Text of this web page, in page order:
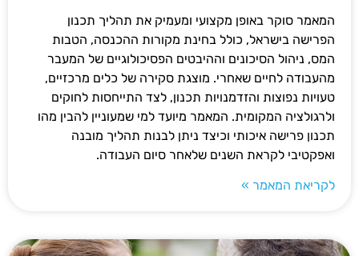
המאמר סוקר באופן מקצועי ומעמיק את תהליך תכנון
הפרישה בישראל, כולל בחינת מקורות ההכנסה, הטבות
המס, ניהול הסיכונים וההיבטים הפסיכולוגיים של המעבר
מהעבודה לחיים שאחרי. מוצגת סקירה של כלים מרכזיים,
טעויות נפוצות והזדמנויות תכנון, לצד התייחסות לחוקים
ולרגולציה המקומית. המאמר מיועד למי שמעוניין להבין מהו
תכנון פרישה איכותי וכיצד ניתן לבנות תהליך מובנה
ואפקטיבי לקראת השנים שלאחר סיום העבודה.
לקריאת המאמר »